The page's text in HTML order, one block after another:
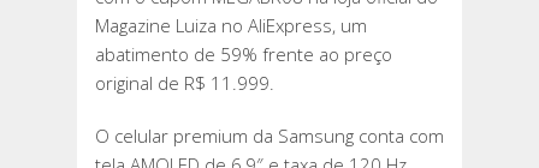
Magazine Luiza no AliExpress, um
abatimento de 59% frente ao preço
original de R$ 11.999.
O celular premium da Samsung conta com